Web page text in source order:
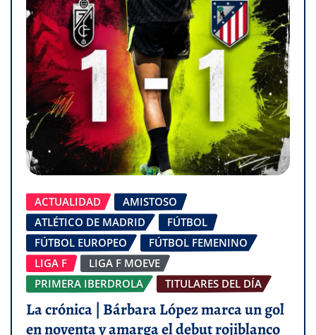
ACTUALIDAD
AMISTOSO
ATLÉTICO DE MADRID
FÚTBOL
FÚTBOL EUROPEO
FÚTBOL FEMENINO
LIGA F
LIGA F MOEVE
PRIMERA IBERDROLA
TITULARES DEL DÍA
La crónica | Bárbara López marca un gol
en noventa y amarga el debut rojiblanco